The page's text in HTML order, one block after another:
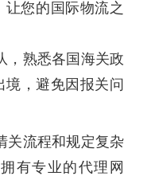
您的国际物流之
，熟悉各国海关政
，避免因报关问
关流程和规定复杂
有专业的代理网